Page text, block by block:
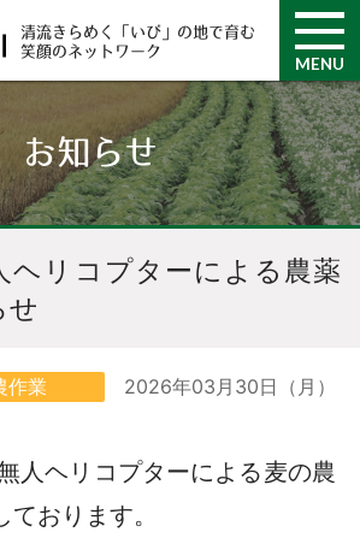
清流きらめく「いび」の地で育む
笑顔のネットワーク
MENU
お知らせ
ヘリコプターによる農薬
せ
2026年03月30日（月）
作業
人ヘリコプターによる麦の農
おります。